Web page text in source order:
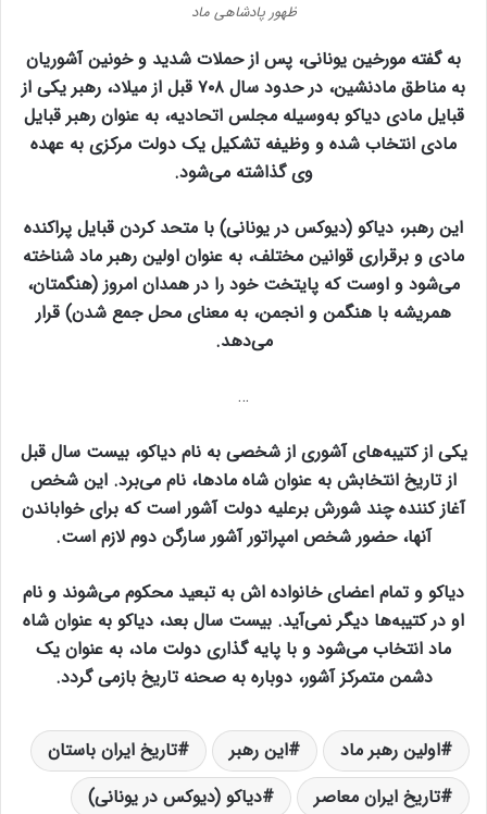
ظهور پادشاهی ماد
به گفته مورخین یونانی، پس از حملات شدید و خونین آشوریان
به مناطق مادنشین، در حدود سال ۷۰۸ قبل از میلاد، رهبر یکی از
قبایل مادی دیاکو به‌وسیله مجلس اتحادیه، به عنوان رهبر قبایل
مادی انتخاب شده و وظیفه تشکیل یک دولت مرکزی به عهده
وی گذاشته می‌شود.
این رهبر، دیاکو (دیوکس در یونانی) با متحد کردن قبایل پراکنده
مادی و برقراری قوانین مختلف، به عنوان اولین رهبر ماد شناخته
می‌شود و اوست که پایتخت خود را در همدان امروز (هنگمتان،
همریشه با هنگمن و انجمن، به معنای محل جمع شدن) قرار
می‌دهد.
…
یکی از کتیبه‌های آشوری از شخصی به نام دیاکو، بیست سال قبل
از تاریخ انتخابش به عنوان شاه مادها، نام می‌برد. این شخص
آغاز کننده چند شورش برعلیه دولت آشور است که برای خواباندن
آنها، حضور شخص امپراتور آشور سارگن دوم لازم است.
دیاکو و تمام اعضای خانواده اش به تبعید محکوم می‌شوند و نام
او در کتیبه‌ها دیگر نمی‌آید. بیست سال بعد، دیاکو به عنوان شاه
ماد انتخاب می‌شود و با پایه گذاری دولت ماد، به عنوان یک
دشمن متمرکز آشور، دوباره به صحنه تاریخ بازمی گردد.
اولین رهبر ماد این رهبر
تاریخ ایران باستان
تاریخ ایران معاصر
دیاکو (دیوکس در یونانی)